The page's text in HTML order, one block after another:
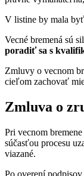
V listine by mala byť
Vecné bremená sú
poradiť sa s
Zmluvy o vecnom
cieľom zachovať
Zmluva o
Pri vecnom bremene
súčasťou procesu
viazané.